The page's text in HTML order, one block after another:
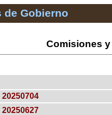
de Gobierno
Comisiones
20250704
20250627